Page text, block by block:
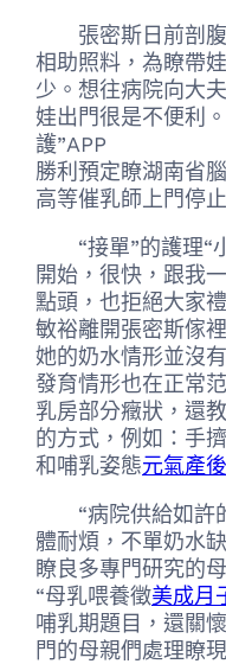
張密斯日前剖
相助照料，為瞭帶
少。想往病院向大
娃出門很是不便利
護”APP
勝利預定瞭湖南省
高等催乳師上門停
“接單”的護理“
開始，很快，跟我
點頭，也拒絕大家
敏裕離開張密斯傢
她的奶水情形並沒
發育情形也在正常
乳房部分癥狀，還
的方式，例如：手
和哺乳姿態元氣產
“病院供給如許
體耐煩，不單奶水
瞭良多專門研究的
“母乳喂養徵美成月
哺乳期題目，還關
門的母親們處理瞭